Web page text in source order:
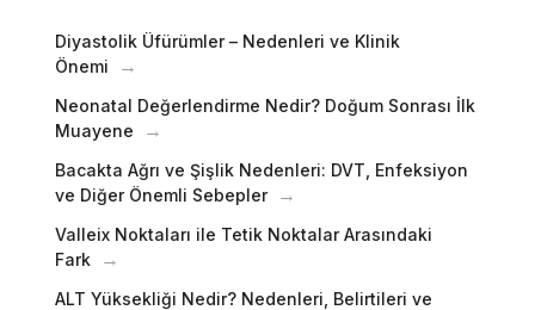
Diyastolik Üfürümler – Nedenleri ve Klinik
Önemi
Neonatal Değerlendirme Nedir? Doğum Sonrası İlk
Muayene
Bacakta Ağrı ve Şişlik Nedenleri: DVT, Enfeksiyon
ve Diğer Önemli Sebepler
Valleix Noktaları ile Tetik Noktalar Arasındaki
Fark
ALT Yüksekliği Nedir? Nedenleri, Belirtileri ve